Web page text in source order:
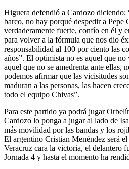
Higuera defendió a Cardozo diciendo;
barco, no hay porqué despedir a Pepe
verdaderamente fuerte, confío en él y
para volver a la fórmula que nos dio
responsabilidad al 100 por ciento las
años”. El optimista no es aquel que no
aquel que no se amedrenta ante ellas,
podemos afirmar que las vicisitudes
maduran a las personas, las hacen
todo el equipo Chivas”.
Para este partido ya podrá jugar
Cardozo lo ponga a jugar al lado de
más movilidad por las bandas y los
El argentino Cristian Menéndez será
Veracruz cara la victoria, el delantero
Jornada 4 y hasta el momento ha